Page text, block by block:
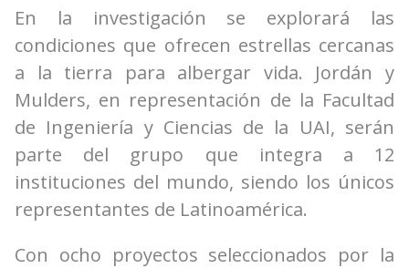
En la investigación se explorará las
condiciones que ofrecen estrellas cercanas
a la tierra para albergar vida. Jordán y
Mulders, en representación de la Facultad
de Ingeniería y Ciencias de la UAI, serán
parte del grupo que integra a 12
instituciones del mundo, siendo los únicos
representantes de Latinoamérica.
Con ocho proyectos seleccionados por la